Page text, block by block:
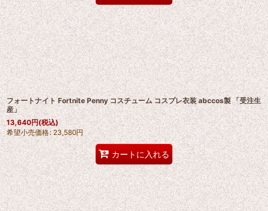
フォートナイト Fortnite Penny コスチューム コスプレ衣装 abccos製 「受注生
産」
13,640円(税込)
希望小売価格: 23,580円
カートに入れる